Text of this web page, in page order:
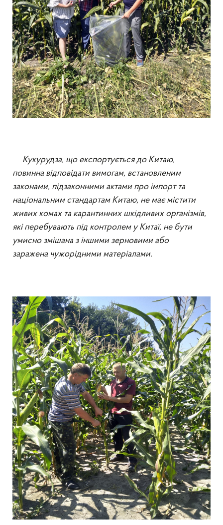
Кукурудза, що експортується до Китаю,
повинна відповідати вимогам, встановленим
законами, підзаконними актами про імпорт та
національним стандартам Китаю, не має містити
живих комах та карантинних шкідливих організмів,
які перебувають під контролем у Китаї, не бути
умисно змішана з іншими зерновими або
заражена чужорідними матеріалами.